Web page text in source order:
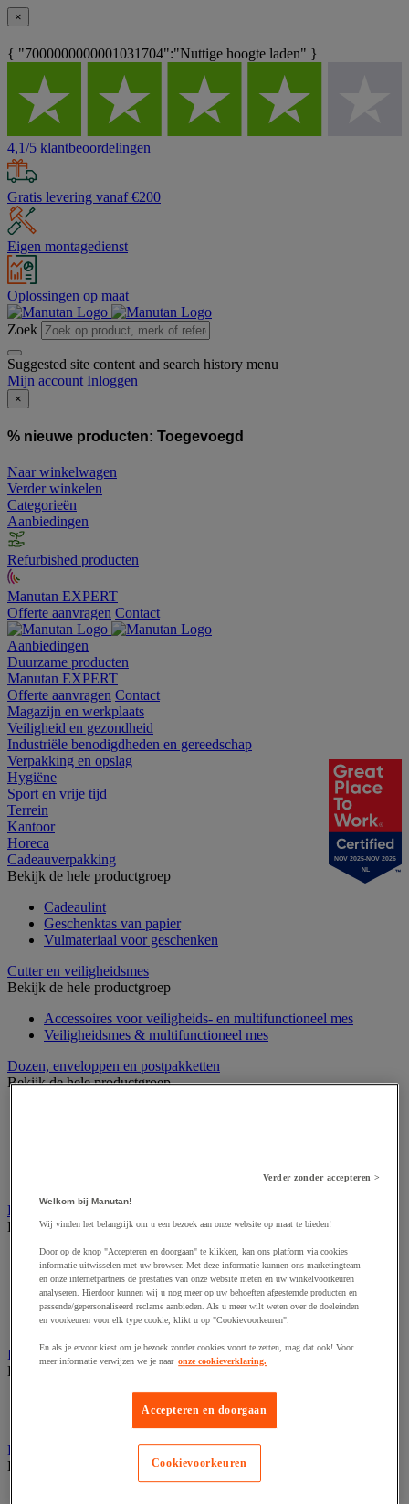
×
{ "7000000000001031704":"Nuttige hoogte laden" }
4,1/5 klantbeoordelingen
Gratis levering vanaf €200
Eigen montagedienst
Oplossingen op maat
Zoek
Suggested site content and search history menu
Mijn account Inloggen
×
% nieuwe producten: Toegevoegd
Naar winkelwagen
Verder winkelen
Categorieën
Aanbiedingen
Refurbished producten
Manutan EXPERT
Offerte aanvragen Contact
Aanbiedingen
Duurzame producten
Manutan EXPERT
Offerte aanvragen Contact
Magazijn en werkplaats
Veiligheid en gezondheid
Industriële benodigdheden en gereedschap
Verpakking en opslag
Hygiëne
Sport en vrije tijd
Terrein
Kantoor
Horeca
Cadeauverpakking
Bekijk de hele productgroep
Cadeaulint
Geschenktas van papier
Vulmateriaal voor geschenken
Cutter en veiligheidsmes
Bekijk de hele productgroep
Accessoires voor veiligheids- en multifunctioneel mes
Veiligheidsmes & multifunctioneel mes
Dozen, enveloppen en postpakketten
Bekijk de hele productgroep
Etiketten en markering
Bekijk de hele productgroep
Codeertang
Documentenhoes
Markeeretiketten en -pistool
Sjabloon
Verzendetiketten en dispensers
Inpaktafel met afroller
Bekijk de hele productgroep
Lijmen, nieten en hechten
Bekijk de hele productgroep
NOV 2025-NOV 2026
NL
Verder zonder accepteren >
Welkom bij Manutan!
Wij vinden het belangrijk om u een bezoek aan onze website op maat te bieden!
Door op de knop "Accepteren en doorgaan" te klikken, kan ons platform via cookies
informatie uitwisselen met uw browser. Met deze informatie kunnen ons marketingteam
en onze internetpartners de prestaties van onze website meten en uw winkelvoorkeuren
analyseren. Hierdoor kunnen wij u nog meer op uw behoeften afgestemde producten en
passende/gepersonaliseerd reclame aanbieden. Als u meer wilt weten over de doeleinden
en voorkeuren voor elk type cookie, klikt u op "Cookievoorkeuren".
En als je ervoor kiest om je bezoek zonder cookies voort te zetten, mag dat ook! Voor
meer informatie verwijzen we je naar onze cookieverklaring.
Accepteren en doorgaan
Cookievoorkeuren